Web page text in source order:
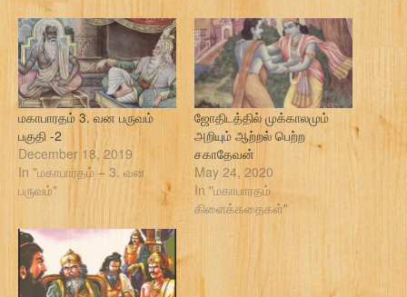
மகாபாரதம் 3. வன பருவம்
பகுதி -2
December 18, 2019
In "மகாபாரதம் – 3. வன
பருவம்"
ஜோதிடத்தில் முக்காலமும்
அறியும் ஆற்றல் பெற்ற
சகாதேவன்
May 24, 2020
In "மகாபாரதம்
கிளைக்கதைகள்"